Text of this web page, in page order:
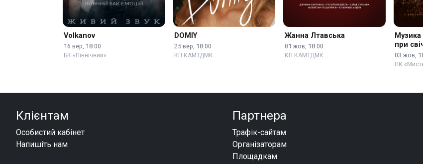
Volkanov
16 вер, 18:00
БК «Північний»
DOMIY
25 вер, 18:00
КП КАМТДМК …
Жанна Лтавська
01 жов, 18:00
КП КАМТДМК …
при
03 жов,
ПК
Клієнтам
Особистий кабінет
Напишіть нам
Партнера
Трафік-сайтам
Організаторам
Площадкам